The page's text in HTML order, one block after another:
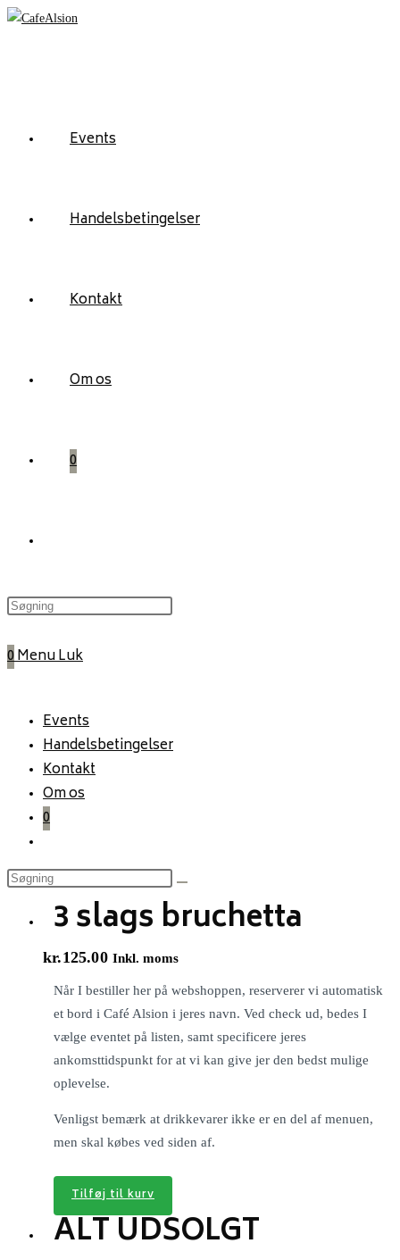
Skip
Events
Handelsbetingelser
Kontakt
Om os
0
website
0MenuLuk
Events
Handelsbetingelser
Kontakt
Om os
0
website
search
3 slags bruchetta
kr.125.00 Inkl. moms
Når I bestiller her på webshoppen, reserverer vi automatisk
et bord i Café Alsion i jeres navn. Ved check ud, bedes I
vælge eventet på listen, samt specificere jeres
ankomsttidspunkt for at vi kan give jer den bedst mulige
oplevelse.
Venligst bemærk at drikkevarer ikke er en del af menuen,
men skal købes ved siden af.
Tilføj til kurv
ALT UDSOLGT